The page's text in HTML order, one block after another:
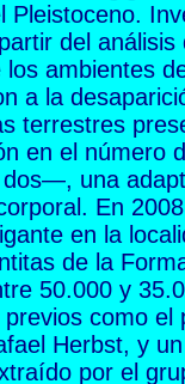
Pleistoceno.
del
ambientes
a la
terrestres
en el número
una
En
en la
de la
50.000 y
como
Herbst, y
por el